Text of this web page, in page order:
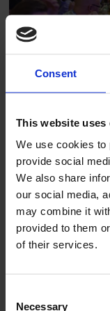
Consent
This website uses
We use cookies to
provide social
We also share
our social media,
may combine it
provided to them
of their services.
Necessary
Slik er
Fagtreff